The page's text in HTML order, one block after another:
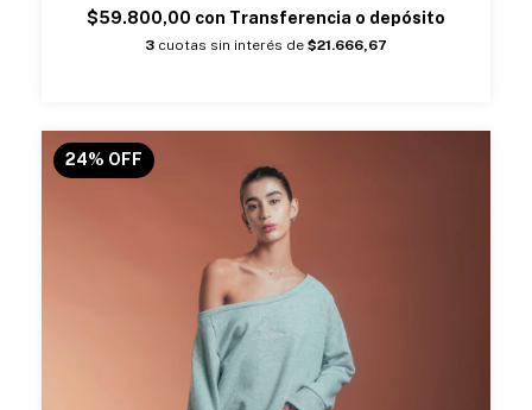
$59.800,00 con Transferencia o depósito
3 cuotas sin interés de $21.666,67
24% OFF